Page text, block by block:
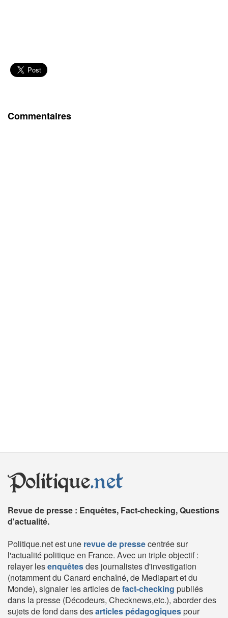
Commentaires
Politique.net
Revue de presse : Enquêtes, Fact-checking, Questions
d'actualité.
Politique.net est une revue de pressecentrée sur
l'actualité politique en France. Avec un triple objectif :
relayer lesenquêtesdes journalistes d'investigation
(notamment du Canard enchaîné, de Mediapart et du
Monde), signaler les articles defact-checking publiés
dans la presse (Décodeurs, Checknews,etc.), aborder des
sujets de fond dans desarticles pédagogiquespour